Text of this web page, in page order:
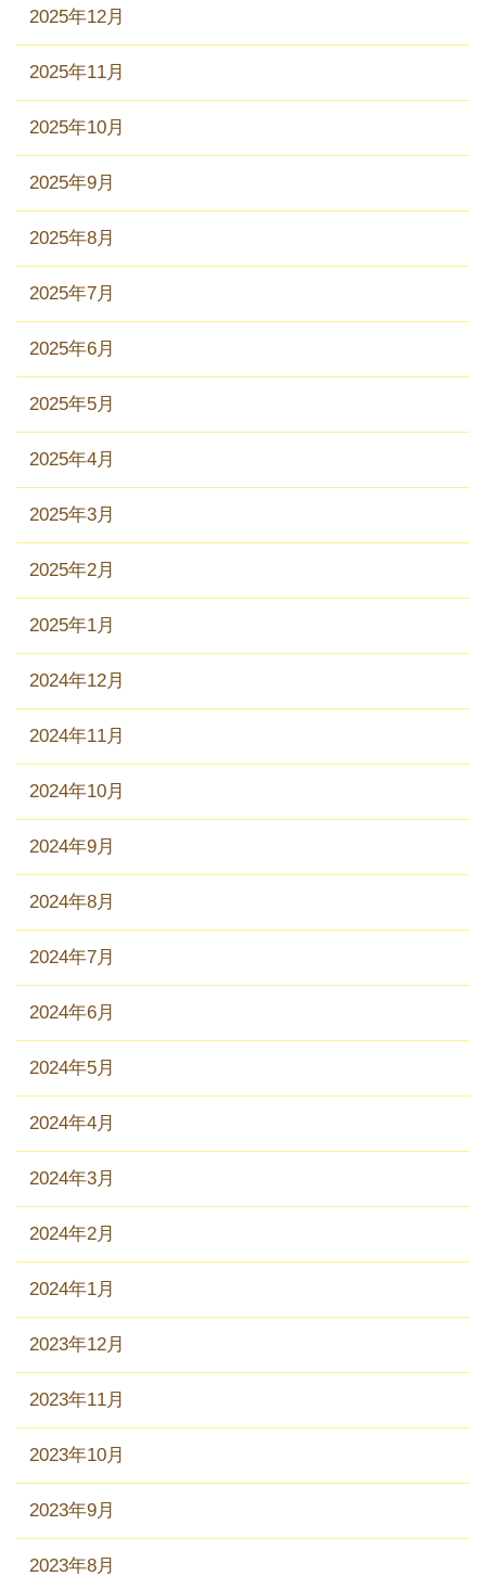
2025年12月
2025年11月
2025年10月
2025年9月
2025年8月
2025年7月
2025年6月
2025年5月
2025年4月
2025年3月
2025年2月
2025年1月
2024年12月
2024年11月
2024年10月
2024年9月
2024年8月
2024年7月
2024年6月
2024年5月
2024年4月
2024年3月
2024年2月
2024年1月
2023年12月
2023年11月
2023年10月
2023年9月
2023年8月